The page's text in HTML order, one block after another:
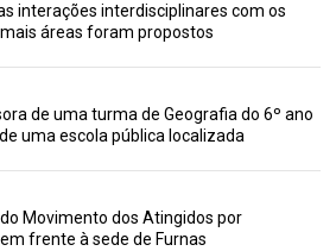
interações interdisciplinares com os
áreas foram propostos
de uma turma de Geografia do 6º ano
uma escola pública localizada
Movimento dos Atingidos por
frente à sede de Furnas